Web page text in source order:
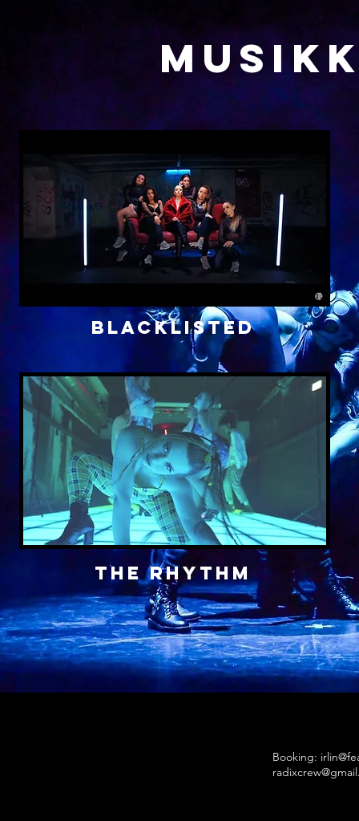
Blacklisted
the rhythm
Booking: